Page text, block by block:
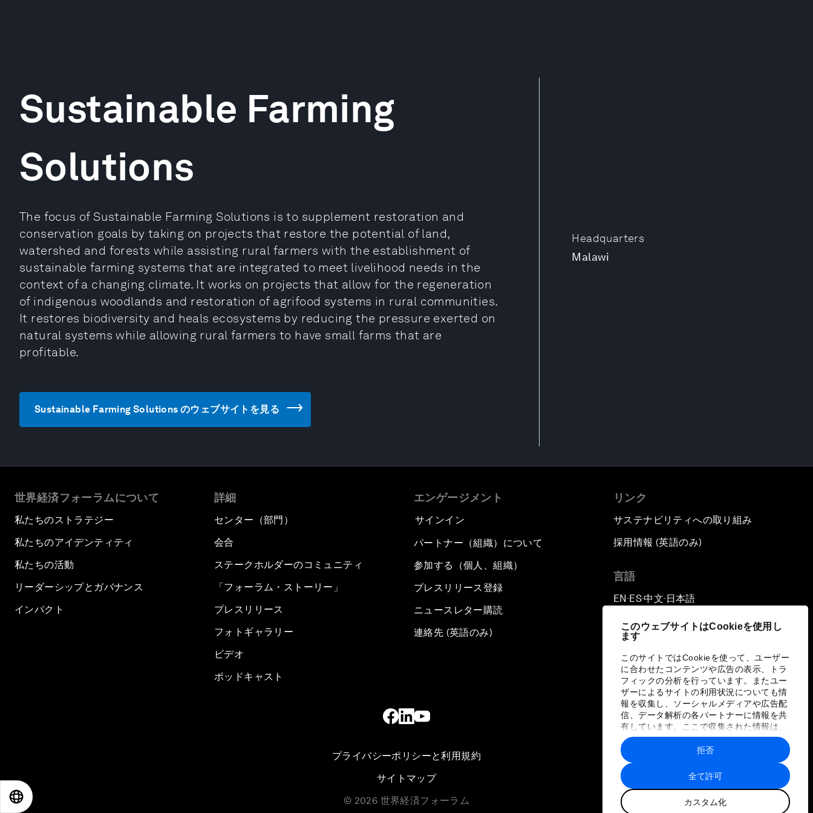
このウェブサイトはCookieを使用し
ます
このサイトではCookieを使って、ユーザー
に合わせたコンテンツや広告の表示、トラ
フィックの分析を行っています。またユー
ザーによるサイトの利用状況についても情
報を収集し、ソーシャルメディアや広告配
信、データ解析の各パートナーに情報を共
有しています。ここで収集された情報は、
ユーザーが各パートナーに提供した他の情
報や各パートナーのサービスを使用した際
に収集された情報と組み合わされ、各パー
トナーによって使用されることがありま
す。
全て許可
カスタム化
拒否
Headquarters
Malawi
Sustainable Farming
Solutions
The focus of Sustainable Farming Solutions is to supplement restoration and
conservation goals by taking on projects that restore the potential of land,
watershed and forests while assisting rural farmers with the establishment of
sustainable farming systems that are integrated to meet livelihood needs in the
context of a changing climate. It works on projects that allow for the regeneration
of indigenous woodlands and restoration of agrifood systems in rural communities.
It restores biodiversity and heals ecosystems by reducing the pressure exerted on
natural systems while allowing rural farmers to have small farms that are
profitable.
Sustainable Farming Solutions のウェブサイトを見る
世界経済フォーラムについて
私たちのストラテジー
私たちのアイデンティティ
私たちの活動
リーダーシップとガバナンス
インパクト
詳細
センター（部門）
会合
ステークホルダーのコミュニティ
「フォーラム・ストーリー」
プレスリリース
フォトギャラリー
ビデオ
ポッドキャスト
エンゲージメント
サインイン
パートナー（組織）について
参加する（個人、組織）
プレスリリース登録
ニュースレター購読
連絡先 (英語のみ)
リンク
サステナビリティへの取り組み
採用情報 (英語のみ)
言語
EN ▪ES▪中文▪ 日本語
プライバシーポリシーと利用規約
サイトマップ
© 2026 世界経済フォーラム